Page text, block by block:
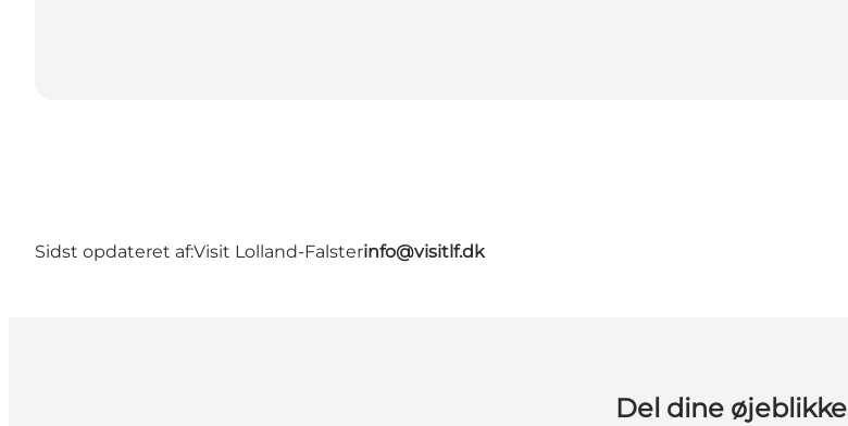
Sidst opdateret af:Visit Lolland-Falsterinfo@visitlf.dk
Del dine øjeblikke